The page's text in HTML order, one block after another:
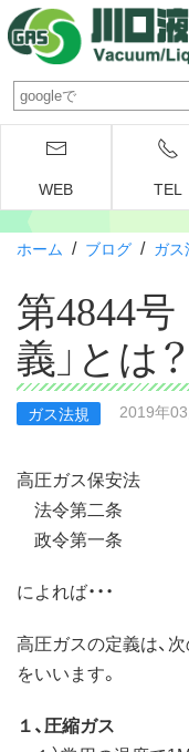
WEB TEL
ホーム / ブログ / ガ
第4844
義」とは？
ガス法規 2019年03
高圧ガス保安法
法令第二条
政令第一条
によれば・・・
高圧ガスの定義は、
をいいます。
１、圧縮ガス